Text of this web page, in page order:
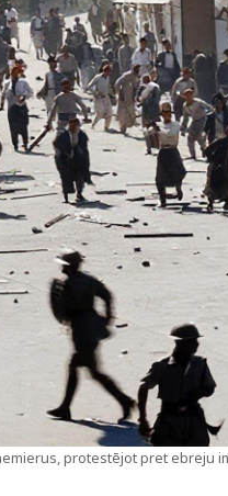
protestējot pret ebreju